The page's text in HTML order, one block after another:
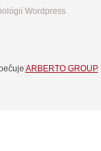
Wordpress.
ARBERTO GROUP